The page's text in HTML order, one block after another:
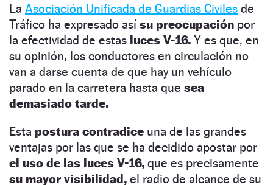
La Asociación Unificada de Guardias Civiles de
Tráfico ha expresado así su preocupación por
la efectividad de estas luces V-16. Y es que, en
su opinión, los conductores en circulación no
van a darse cuenta de que hay un vehículo
parado en la carretera hasta que sea
demasiado tarde.
Esta postura contradice una de las grandes
ventajas por las que se ha decidido apostar por
el uso de las luces V-16, que es precisamente
su mayor visibilidad, el radio de alcance de su